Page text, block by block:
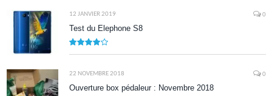
12 JANVIER 2019 0
Test du Elephone S8
22 NOVEMBRE 2018 0
Ouverture box pédaleur : Novembre 2018